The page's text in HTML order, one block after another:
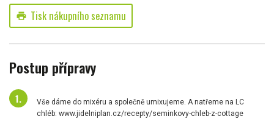
print Tisk nákupního seznamu
Postup přípravy
Vše dáme do mixéru a společně umixujeme. A natřeme na LC
chléb: www.jidelniplan.cz/recepty/seminkovy-chleb-z-cottage